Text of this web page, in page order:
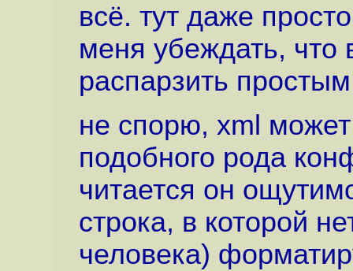
всё. тут даже
меня убеждать,
распарзить
не спорю, xml
подобного рода
читается он
строка, в которой
человека)